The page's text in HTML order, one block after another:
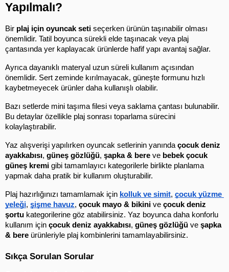
Yapılmalı?
Bir plaj için oyuncak seti seçerken ürünün taşınabilir olması
önemlidir. Tatil boyunca sürekli elde taşınacak veya plaj
çantasında yer kaplayacak ürünlerde hafif yapı avantaj sağlar.
Ayrıca dayanıklı materyal uzun süreli kullanım açısından
önemlidir. Sert zeminde kırılmayacak, güneşte formunu hızlı
kaybetmeyecek ürünler daha kullanışlı olabilir.
Bazı setlerde mini taşıma filesi veya saklama çantası bulunabilir.
Bu detaylar özellikle plaj sonrası toparlama sürecini
kolaylaştırabilir.
Yaz alışverişi yapılırken oyuncak setlerinin yanında çocuk deniz
ayakkabısı, güneş gözlüğü, şapka & bere ve bebek çocuk
güneş kremi gibi tamamlayıcı kategorilerle birlikte planlama
yapmak daha pratik bir kullanım oluşturabilir.
Plaj hazırlığınızı tamamlamak için kolluk ve simit, çocuk yüzme
yeleği, şişme havuz, çocuk mayo & bikini ve çocuk deniz
şortu kategorilerine göz atabilirsiniz. Yaz boyunca daha konforlu
kullanım için çocuk deniz ayakkabısı, güneş gözlüğü ve şapka
& bere ürünleriyle plaj kombinlerini tamamlayabilirsiniz.
Sıkça Sorulan Sorular